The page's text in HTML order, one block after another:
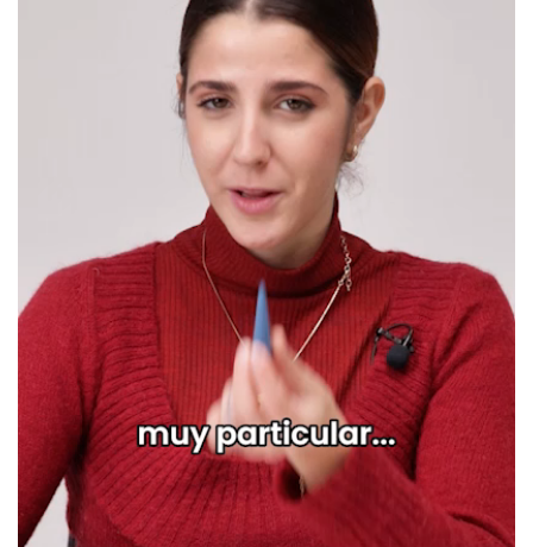
ofrecemos son reales y están verificadas. Para nosotros este gesto es muy
importante, y nos ayuda a mejorar y ofrecer un mejor servicio al resto de